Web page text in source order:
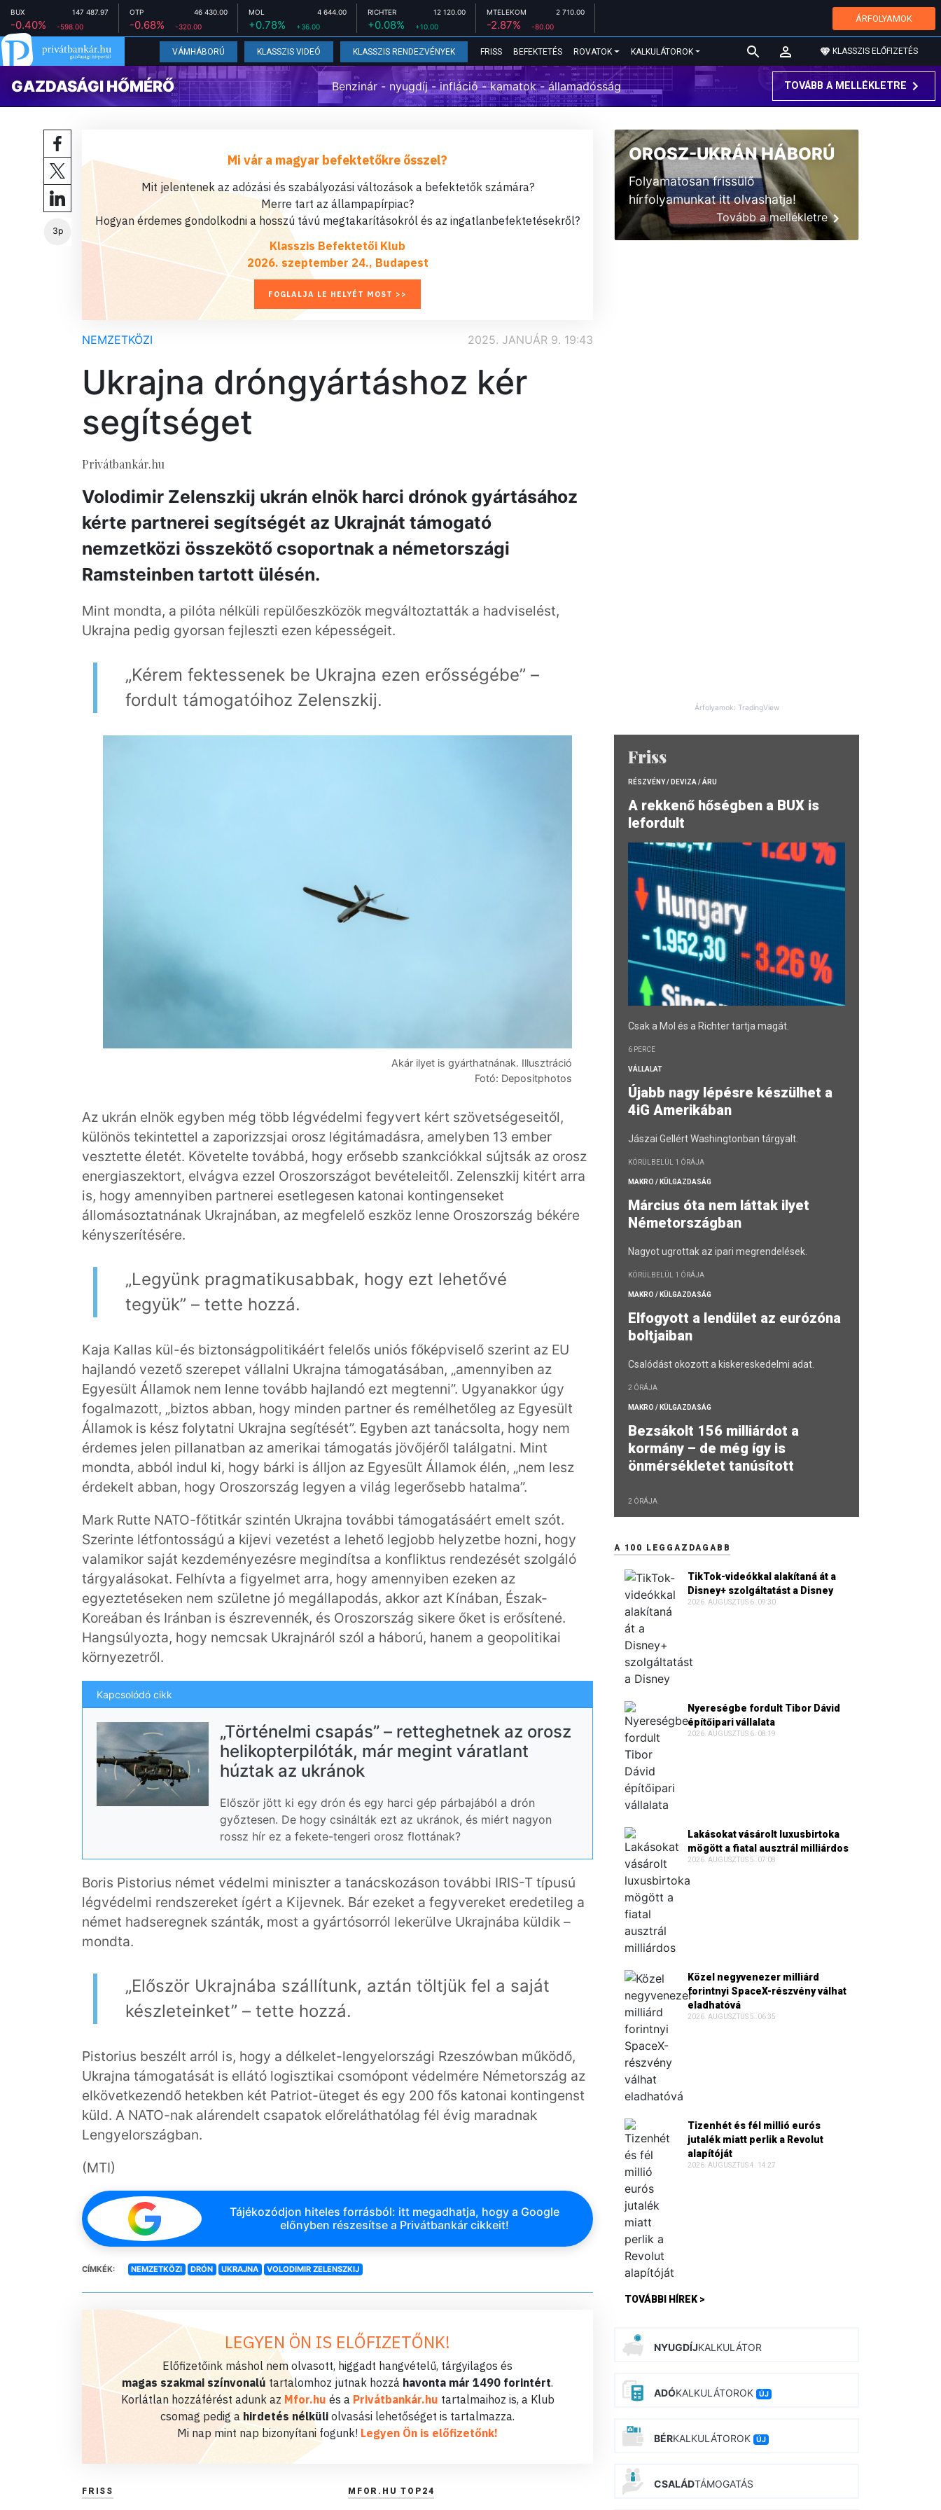
BUX 147 487.97
-0.40% -598.00
OTP 46 430.00
-0.68% -320.00
MOL 4 644.00
+0.78% +36.00
RICHTER 12 120.00
+0.08% +10.00
MTELEKOM 2 710.00
-2.87% -80.00
ÁRFOLYAMOK
VÁMHÁBORÚ KLASSZIS VIDEÓ KLASSZIS RENDEZVÉNYEK FRISS BEFEKTETÉS ROVATOK KALKULÁTOROK KLASSZIS ELŐFIZETÉS
GAZDASÁGI HŐMÉRŐ Benzinár - nyugdíj - infláció - kamatok - államadósság TOVÁBB A MELLÉKLETRE
3p
Mi vár a magyar befektetőkre ősszel?
Mit jelentenek az adózási és szabályozási változások a befektetők számára?
Merre tart az állampapírpiac?
Hogyan érdemes gondolkodni a hosszú távú megtakarításokról és az ingatlanbefektetésekről?
Klasszis Befektetői Klub
2026. szeptember 24., Budapest
FOGLALJA LE HELYÉT MOST >>
NEMZETKÖZI 2025. JANUÁR 9. 19:43
Ukrajna dróngyártáshoz kér
segítséget
Privátbankár.hu
Volodimir Zelenszkij ukrán elnök harci drónok gyártásához
kérte partnerei segítségét az Ukrajnát támogató
nemzetközi összekötő csoportnak a németországi
Ramsteinben tartott ülésén.
Mint mondta, a pilóta nélküli repülőeszközök megváltoztatták a hadviselést,
Ukrajna pedig gyorsan fejleszti ezen képességeit.
„Kérem fektessenek be Ukrajna ezen erősségébe” –
fordult támogatóihoz Zelenszkij.
Akár ilyet is gyárthatnának. Illusztráció
Fotó: Depositphotos
Az ukrán elnök egyben még több légvédelmi fegyvert kért szövetségeseitől,
különös tekintettel a zaporizzsjai orosz légitámadásra, amelyben 13 ember
vesztette életét. Követelte továbbá, hogy erősebb szankciókkal sújtsák az orosz
energiaszektort, elvágva ezzel Oroszországot bevételeitől. Zelenszkij kitért arra
is, hogy amennyiben partnerei esetlegesen katonai kontingenseket
állomásoztatnának Ukrajnában, az megfelelő eszköz lenne Oroszország békére
kényszerítésére.
„Legyünk pragmatikusabbak, hogy ezt lehetővé
tegyük” – tette hozzá.
Kaja Kallas kül-és biztonságpolitikáért felelős uniós főképviselő szerint az EU
hajlandó vezető szerepet vállalni Ukrajna támogatásában, „amennyiben az
Egyesült Államok nem lenne tovább hajlandó ezt megtenni”. Ugyanakkor úgy
fogalmazott, „biztos abban, hogy minden partner és remélhetőleg az Egyesült
Államok is kész folytatni Ukrajna segítését”. Egyben azt tanácsolta, hogy nem
érdemes jelen pillanatban az amerikai támogatás jövőjéről találgatni. Mint
mondta, abból indul ki, hogy bárki is álljon az Egyesült Államok élén, „nem lesz
érdekelt abban, hogy Oroszország legyen a világ legerősebb hatalma”.
Mark Rutte NATO-főtitkár szintén Ukrajna további támogatásáért emelt szót.
Szerinte létfontosságú a kijevi vezetést a lehető legjobb helyzetbe hozni, hogy
valamikor saját kezdeményezésre megindítsa a konfliktus rendezését szolgáló
tárgyalásokat. Felhívta a figyelmet arra, hogy amennyiben ezeken az
egyeztetéseken nem születne jó megállapodás, akkor azt Kínában, Észak-
Koreában és Iránban is észrevennék, és Oroszország sikere őket is erősítené.
Hangsúlyozta, hogy nemcsak Ukrajnáról szól a háború, hanem a geopolitikai
környezetről.
Kapcsolódó cikk
„Történelmi csapás” – retteghetnek az orosz
helikopterpilóták, már megint váratlant
húztak az ukránok
Először jött ki egy drón és egy harci gép párbajából a drón
győztesen. De hogy csinálták ezt az ukránok, és miért nagyon
rossz hír ez a fekete-tengeri orosz flottának?
Boris Pistorius német védelmi miniszter a tanácskozáson további IRIS-T típusú
légvédelmi rendszereket ígért a Kijevnek. Bár ezeket a fegyvereket eredetileg a
német hadseregnek szánták, most a gyártósorról lekerülve Ukrajnába küldik –
mondta.
„Először Ukrajnába szállítunk, aztán töltjük fel a saját
készleteinket” – tette hozzá.
Pistorius beszélt arról is, hogy a délkelet-lengyelországi Rzeszówban működő,
Ukrajna támogatását is ellátó logisztikai csomópont védelmére Németország az
elkövetkezendő hetekben két Patriot-üteget és egy 200 fős katonai kontingenst
küld. A NATO-nak alárendelt csapatok előreláthatólag fél évig maradnak
Lengyelországban.
(MTI)
Tájékozódjon hiteles forrásból: itt megadhatja, hogy a Google
előnyben részesítse a Privátbankár cikkeit!
CÍMKÉK: NEMZETKÖZI DRÓN UKRAJNA VOLODIMIR ZELENSZKIJ
LEGYEN ÖN IS ELŐFIZETŐNK!
Előfizetőink máshol nem olvasott, higgadt hangvételű, tárgyilagos és
magas szakmai színvonalú tartalomhoz jutnak hozzá havonta már 1490 forintért.
Korlátlan hozzáférést adunk az Mfor.hu és a Privátbankár.hu tartalmaihoz is, a Klub
csomag pedig a hirdetés nélküli olvasási lehetőséget is tartalmazza.
Mi nap mint nap bizonyítani fogunk! Legyen Ön is előfizetőnk!
FRISS MFOR.HU TOP24
OROSZ-UKRÁN HÁBORÚ
Folyamatosan frissülő
hírfolyamunkat itt olvashatja!
Tovább a mellékletre
Árfolyamok: TradingView
Friss
RÉSZVÉNY / DEVIZA / ÁRU
A rekkenő hőségben a BUX is
lefordult
Csak a Mol és a Richter tartja magát.
6 PERCE
VÁLLALAT
Újabb nagy lépésre készülhet a
4iG Amerikában
Jászai Gellért Washingtonban tárgyalt.
KÖRÜLBELÜL 1 ÓRÁJA
MAKRO / KÜLGAZDASÁG
Március óta nem láttak ilyet
Németországban
Nagyot ugrottak az ipari megrendelések.
KÖRÜLBELÜL 1 ÓRÁJA
MAKRO / KÜLGAZDASÁG
Elfogyott a lendület az eurózóna
boltjaiban
Csalódást okozott a kiskereskedelmi adat.
2 ÓRÁJA
MAKRO / KÜLGAZDASÁG
Bezsákolt 156 milliárdot a
kormány – de még így is
önmérsékletet tanúsított
2 ÓRÁJA
A 100 LEGGAZDAGABB
TikTok-videókkal alakítaná át a
Disney+ szolgáltatást a Disney
2026. AUGUSZTUS 6. 09:30
Nyereségbe fordult Tibor Dávid
építőipari vállalata
2026. AUGUSZTUS 6. 08:19
Lakásokat vásárolt luxusbirtoka
mögött a fiatal ausztrál milliárdos
2026. AUGUSZTUS 5. 07:08
Közel negyvenezer milliárd
forintnyi SpaceX-részvény válhat
eladhatóvá
2026. AUGUSZTUS 5. 06:35
Tizenhét és fél millió eurós
jutalék miatt perlik a Revolut
alapítóját
2026. AUGUSZTUS 4. 14:27
TOVÁBBI HÍREK >
NYUGDÍJKALKULÁTOR
ADÓKALKULÁTOROK ÚJ
BÉRKALKULÁTOROK ÚJ
CSALÁDTÁMOGATÁS